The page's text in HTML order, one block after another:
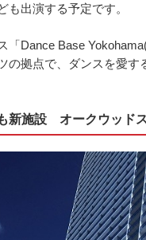
も出演する予定です。
「Dance Base
の拠点で、ダンスを愛す
新施設 オークウッド